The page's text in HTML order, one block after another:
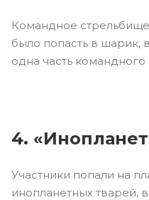
Командное
было попасть в шарик,
одна часть
4.
Участники попали на
инопланетных тварей,